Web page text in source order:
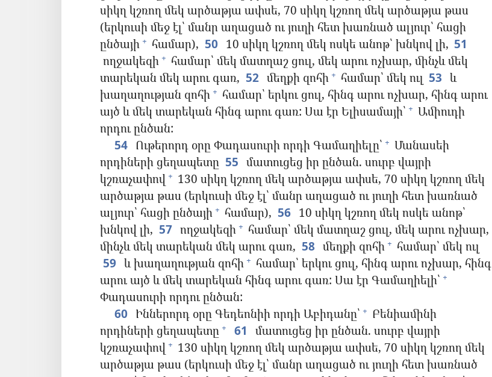
սիկղ կշռող մեկ արծաթյա ափսե, 70 սիկղ կշռող մեկ արծաթյա թաս
(երկուսի մեջ էլ՝ մանր աղացած ու յուղի հետ խառնած ալյուր՝ հացի
ընծայի + համար), 50 10 սիկղ կշռող մեկ ոսկե անոթ՝ խնկով լի, 51
ողջակեզի + համար՝ մեկ մատղաշ ցուլ, մեկ արու ոչխար, մինչև մեկ
տարեկան մեկ արու գառ, 52 մեղքի զոհի + համար՝ մեկ ուլ 53 և
խաղաղության զոհի + համար՝ երկու ցուլ, հինգ արու ոչխար, հինգ արու
այծ և մեկ տարեկան հինգ արու գառ: Սա էր Ելիսամայի՝ + Ամիուդի
որդու ընծան:
54 Ութերորդ օրը Փադասուրի որդի Գամաղիելը՝ + Մանասեի
որդիների ցեղապետը 55 մատուցեց իր ընծան. սուրբ վայրի
կշռաչափով + 130 սիկղ կշռող մեկ արծաթյա ափսե, 70 սիկղ կշռող մեկ
արծաթյա թաս (երկուսի մեջ էլ՝ մանր աղացած ու յուղի հետ խառնած
ալյուր՝ հացի ընծայի + համար), 56 10 սիկղ կշռող մեկ ոսկե անոթ՝
խնկով լի, 57 ողջակեզի + համար՝ մեկ մատղաշ ցուլ, մեկ արու ոչխար,
մինչև մեկ տարեկան մեկ արու գառ, 58 մեղքի զոհի + համար՝ մեկ ուլ
59 և խաղաղության զոհի + համար՝ երկու ցուլ, հինգ արու ոչխար, հինգ
արու այծ և մեկ տարեկան հինգ արու գառ: Սա էր Գամաղիելի՝ +
Փադասուրի որդու ընծան:
60 Իններորդ օրը Գեդեոնիի որդի Աբիդանը՝ +
Բենիամինի
որդիների ցեղապետը + 61 մատուցեց իր ընծան. սուրբ վայրի
կշռաչափով + 130 սիկղ կշռող մեկ արծաթյա ափսե, 70 սիկղ կշռող մեկ
արծաթյա թաս (երկուսի մեջ էլ՝ մանր աղացած ու յուղի հետ խառնած